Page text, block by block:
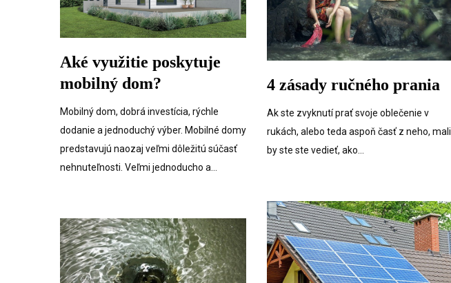
Aké využitie poskytuje
mobilný dom?
Mobilný dom, dobrá investícia, rýchle
dodanie a jednoduchý výber. Mobilné domy
predstavujú naozaj veľmi dôležitú súčasť
nehnuteľnosti. Veľmi jednoducho a…
4 zásady ručného prania
Ak ste zvyknutí prať svoje oblečenie v
rukách, alebo teda aspoň časť z neho, mali
by ste ste vedieť, ako…